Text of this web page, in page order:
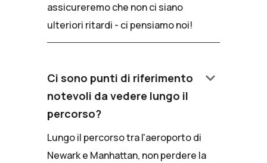
assicureremo che non ci siano
ulteriori ritardi - ci pensiamo noi!
Ci sono punti di riferimento
notevoli da vedere lungo il
percorso?
keyboard_arrow_down
Lungo il percorso tra l'aeroporto di
Newark e Manhattan, non perdere la